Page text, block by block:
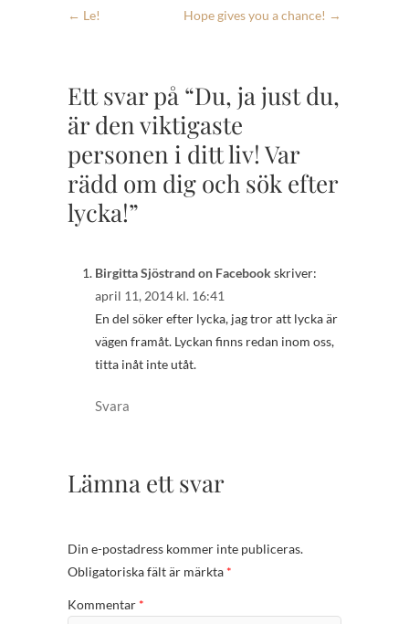
← Le! Hope gives you a chance! →
Ett svar på “Du, ja just du,
är den viktigaste
personen i ditt liv! Var
rädd om dig och sök efter
lycka!”
Birgitta Sjöstrand on Facebookskriver:
april 11, 2014 kl. 16:41
En del söker efter lycka, jag tror att lycka är
vägen framåt. Lyckan finns redan inom oss,
titta inåt inte utåt.
Svara
Lämna ett svar
Din e-postadress kommer inte publiceras.
Obligatoriska fält är märkta *
Kommentar *